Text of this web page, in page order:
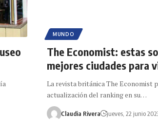
MUNDO
The Economist: estas
mejores ciudades para
La revista británica The Economist
actualización del ranking en su…
Claudia Rivera jueves, 22 junio